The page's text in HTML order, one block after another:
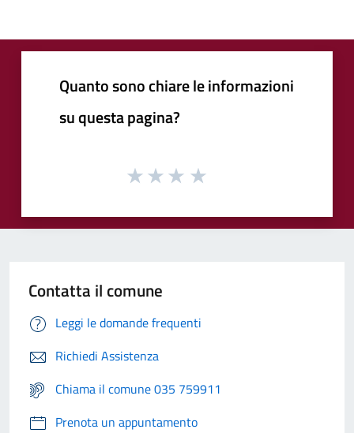
Quanto sono chiare le informazioni
su questa pagina?
Contatta il comune
Leggi le domande frequenti
Richiedi Assistenza
Chiama il comune 035 759911
Prenota un appuntamento